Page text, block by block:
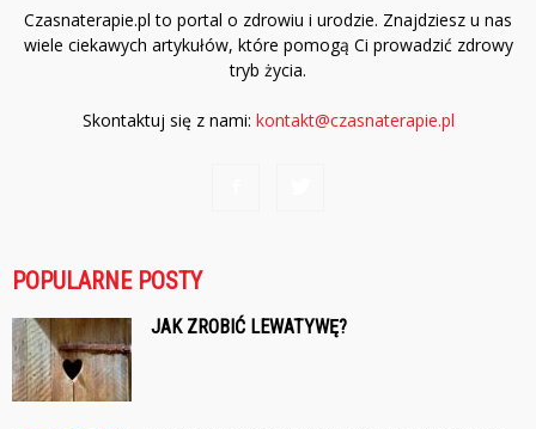
Czasnaterapie.pl to portal o zdrowiu i urodzie. Znajdziesz u nas
wiele ciekawych artykułów, które pomogą Ci prowadzić zdrowy
tryb życia.
Skontaktuj się z nami: kontakt@czasnaterapie.pl
POPULARNE POSTY
JAK ZROBIĆ LEWATYWĘ?